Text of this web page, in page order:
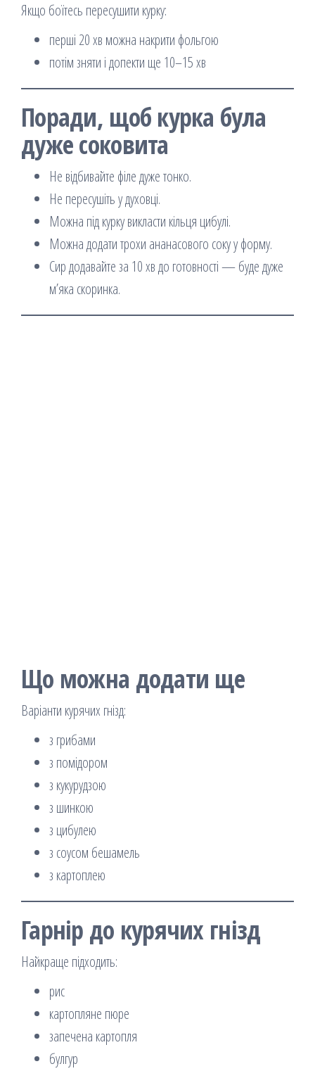
Якщо боїтесь пересушити курку:
перші 20 хв можна накрити фольгою
потім зняти і допекти ще 10–15 хв
Поради, щоб курка була
дуже соковита
Не відбивайте філе дуже тонко.
Не пересушіть у духовці.
Можна під курку викласти кільця цибулі.
Можна додати трохи ананасового соку у форму.
Сир додавайте за 10 хв до готовності — буде дуже
м’яка скоринка.
Що можна додати ще
Варіанти курячих гнізд:
з грибами
з помідором
з кукурудзою
з шинкою
з цибулею
з соусом бешамель
з картоплею
Гарнір до курячих гнізд
Найкраще підходить:
рис
картопляне пюре
запечена картопля
булгур